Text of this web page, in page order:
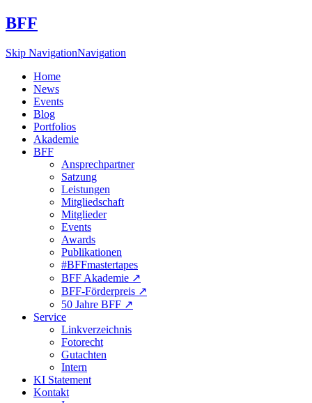
BFF
Skip NavigationNavigation
Home
News
Events
Blog
Portfolios
Akademie
BFF
Ansprechpartner
Satzung
Leistungen
Mitgliedschaft
Mitglieder
Events
Awards
Publikationen
#BFFmastertapes
BFF Akademie ↗︎
BFF-Förderpreis ↗︎
50 Jahre BFF ↗︎
Service
Linkverzeichnis
Fotorecht
Gutachten
Intern
KI Statement
Kontakt